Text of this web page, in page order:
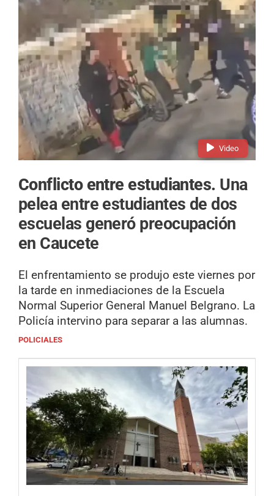
Video
Conflicto entre estudiantes. Una
pelea entre estudiantes de dos
escuelas generó preocupación
en Caucete
El enfrentamiento se produjo este viernes por
la tarde en inmediaciones de la Escuela
Normal Superior General Manuel Belgrano. La
Policía intervino para separar a las alumnas.
POLICIALES